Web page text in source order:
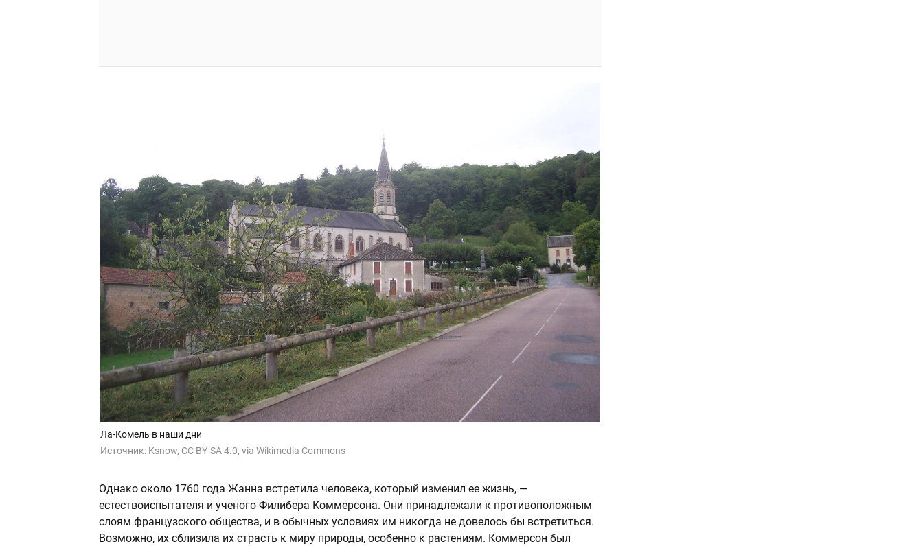
Ла-Комель в наши дни
Источник: Ksnow, CC BY-SA 4.0, via Wikimedia Commons
Однако около 1760 года Жанна встретила человека, который изменил ее жизнь, —
естествоиспытателя и ученого Филибера Коммерсона. Они принадлежали к противоположным
слоям французского общества, и в обычных условиях им никогда не довелось бы встретиться.
Возможно, их сблизила их страсть к миру природы, особенно к растениям. Коммерсон был